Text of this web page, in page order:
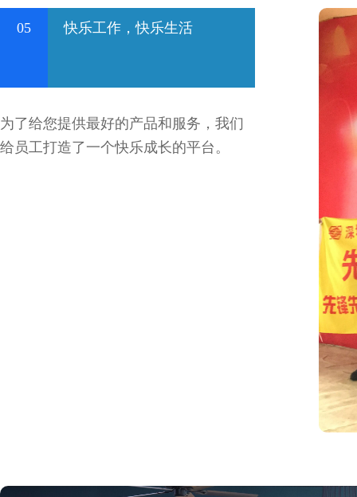
05 快乐工作，快乐生活
为了给您提供最好的产品和服务，我们
给员工打造了一个快乐成长的平台。